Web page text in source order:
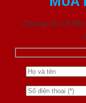
Chúng tôi sẽ